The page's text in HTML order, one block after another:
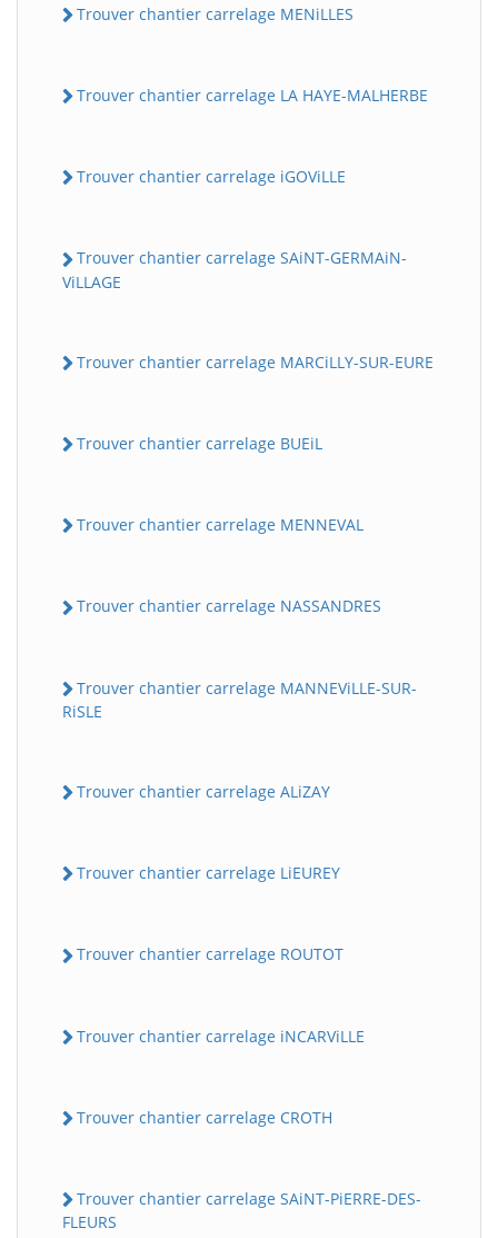
Trouver chantier carrelage MENiLLES
Trouver chantier carrelage LA HAYE-MALHERBE
Trouver chantier carrelage iGOViLLE
Trouver chantier carrelage SAiNT-GERMAiN-
ViLLAGE
Trouver chantier carrelage MARCiLLY-SUR-EURE
Trouver chantier carrelage BUEiL
Trouver chantier carrelage MENNEVAL
Trouver chantier carrelage NASSANDRES
Trouver chantier carrelage MANNEViLLE-SUR-
RiSLE
Trouver chantier carrelage ALiZAY
Trouver chantier carrelage LiEUREY
Trouver chantier carrelage ROUTOT
Trouver chantier carrelage iNCARViLLE
Trouver chantier carrelage CROTH
Trouver chantier carrelage SAiNT-PiERRE-DES-
FLEURS